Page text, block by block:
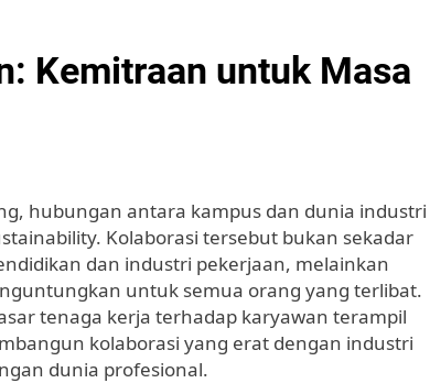
Kemitraan untuk Masa
hubungan antara kampus dan dunia industri
Kolaborasi tersebut bukan sekadar
dan industri pekerjaan, melainkan
untuk semua orang yang terlibat.
tenaga kerja terhadap karyawan terampil
kolaborasi yang erat dengan industri
dunia profesional.